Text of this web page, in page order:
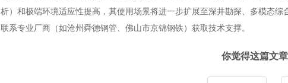
析）和极端环境适应性提高，其使用场景将进一步扩展至深井勘探、多模态
联系专业厂商（如沧州舜德钢管、佛山市京锦钢铁）获取技术支撑。
你觉得这篇文